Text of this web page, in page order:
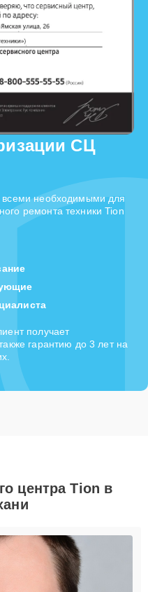
СЦ
всеми необходимыми для
ремонта техники Tion
получает
гарантию до 3 лет на
центра Tion в